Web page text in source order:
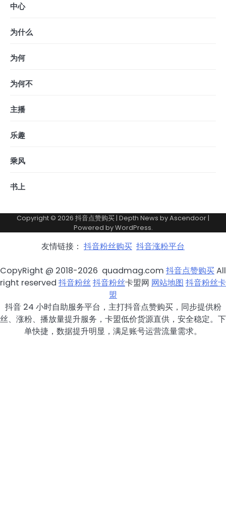
中心
为什么
为何
为何不
主播
乐趣
乘风
书上
Copyright © 2026 抖音点赞购买| Depth News byAscendoor|
Powered byWordPress.
友情链接： 抖音粉丝购买 抖音涨粉平台
CopyRight @ 2018-2026 quadmag.com 抖音点赞购买All
right reserved 抖音粉丝抖音粉丝卡盟网 网站地图 抖音粉丝卡
盟
抖音 24 小时自助服务平台，主打抖音点赞购买，同步提供粉
丝、涨粉、播放量提升服务，卡盟低价货源直供，安全稳定。下
单快捷，数据提升明显，满足账号运营流量需求。